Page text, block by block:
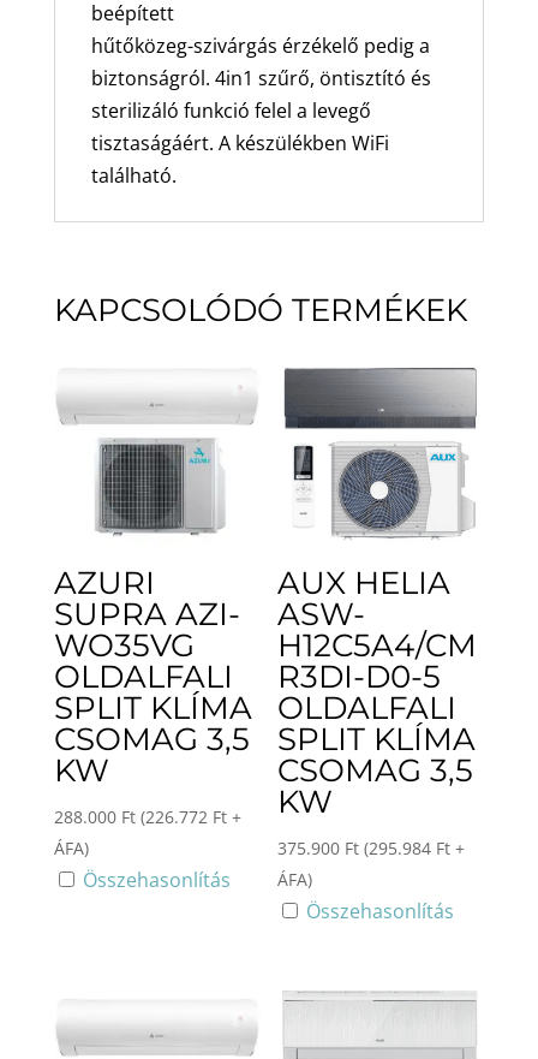
beépített
hűtőközeg-szivárgás érzékelő pedig a
biztonságról. 4in1 szűrő, öntisztító és
sterilizáló funkció felel a levegő
tisztaságáért. A készülékben WiFi
található.
KAPCSOLÓDÓ TERMÉKEK
AZURI
SUPRA AZI-
WO35VG
OLDALFALI
SPLIT KLÍMA
CSOMAG 3,5
KW
288.000 Ft (226.772 Ft+
ÁFA)
Összehasonlítás
AUX HELIA
ASW-
H12C5A4/CM
R3DI-D0-5
OLDALFALI
SPLIT KLÍMA
CSOMAG 3,5
KW
375.900 Ft (295.984 Ft +
ÁFA)
Összehasonlítás